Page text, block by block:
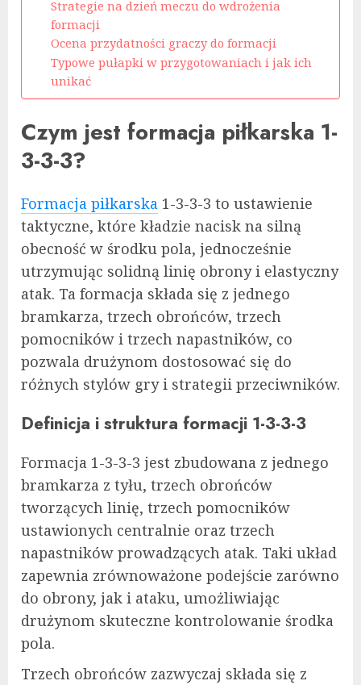
Strategie na dzień meczu do wdrożenia
formacji
Ocena przydatności graczy do formacji
Typowe pułapki w przygotowaniach i jak ich
unikać
Czym jest formacja piłkarska 1-
3-3-3?
Formacja piłkarska 1-3-3-3 to ustawienie
taktyczne, które kładzie nacisk na silną
obecność w środku pola, jednocześnie
utrzymując solidną linię obrony i elastyczny
atak. Ta formacja składa się z jednego
bramkarza, trzech obrońców, trzech
pomocników i trzech napastników, co
pozwala drużynom dostosować się do
różnych stylów gry i strategii przeciwników.
Definicja i struktura formacji 1-3-3-3
Formacja 1-3-3-3 jest zbudowana z jednego
bramkarza z tyłu, trzech obrońców
tworzących linię, trzech pomocników
ustawionych centralnie oraz trzech
napastników prowadzących atak. Taki układ
zapewnia zrównoważone podejście zarówno
do obrony, jak i ataku, umożliwiając
drużynom skuteczne kontrolowanie środka
pola.
Trzech obrońców zazwyczaj składa się z